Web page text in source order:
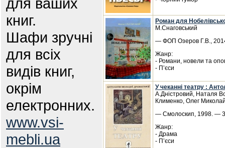
книг.
Шафи зручні
для всіх
видів книг,
окрім
електронних.
www.vsi-
mebli.ua
Роман для
М.Снаговський
— ФОП Озеров Г.В.,
Жанр:
- Романи, новели та
- П’єси
У чеканні театру :
А.Дністровий, Наталя
Клименко, Олег
— Смолоскип, 1998. —
Жанр:
- Драма
- П’єси